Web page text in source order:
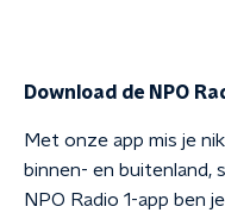
Download de NPO
Met onze app mis je
binnen- en
NPO Radio 1-app ben